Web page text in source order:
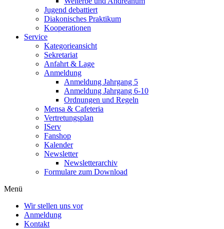
Jugend debattiert
Diakonisches Praktikum
Kooperationen
Service
Kategorieansicht
Sekretariat
Anfahrt & Lage
Anmeldung
Anmeldung Jahrgang 5
Anmeldung Jahrgang 6-10
Ordnungen und Regeln
Mensa & Cafeteria
Vertretungsplan
IServ
Fanshop
Kalender
Newsletter
Newsletterarchiv
Formulare zum Download
Menü
Wir stellen uns vor
Anmeldung
Kontakt